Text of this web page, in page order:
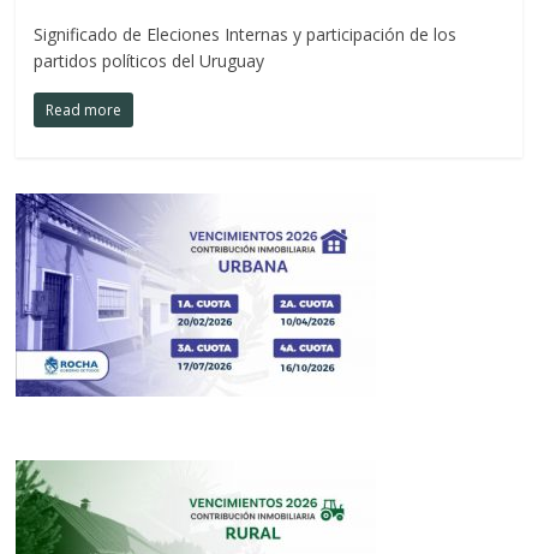
Significado de Eleciones Internas y participación de los
partidos políticos del Uruguay
Read more